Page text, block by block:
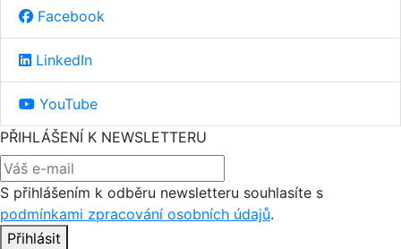
Facebook
LinkedIn
YouTube
PŘIHLÁŠENÍ K NEWSLETTERU
S přihlášením k odběru newsletteru souhlasíte s
podmínkami zpracování osobních údajů.
Přihlásit